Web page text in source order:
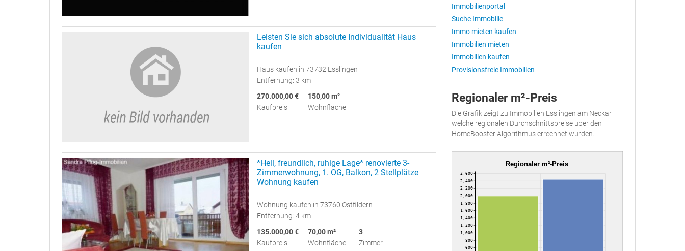
Leisten Sie sich absolute Individualität Haus
kaufen
Haus kaufen in 73732 Esslingen
Entfernung: 3 km
270.000,00 €
Kaufpreis
150,00 m²
Wohnfläche
*Hell, freundlich, ruhige Lage* renovierte 3-
Zimmerwohnung, 1. OG, Balkon, 2 Stellplätze
Wohnung kaufen
Wohnung kaufen in 73760 Ostfildern
Entfernung: 4 km
135.000,00 €
Kaufpreis
70,00 m²
Wohnfläche
3
Zimmer
Immobilienportal
Suche Immobilie
Immo mieten kaufen
Immobilien mieten
Immobilien kaufen
Provisionsfreie Immobilien
Regionaler m²-Preis
Die Grafik zeigt zu Immobilien Esslingen am Neckar
welche regionalen Durchschnittspreise über den
HomeBooster Algorithmus errechnet wurden.
Regionaler m²-Preis
600
800
1,000
1,200
1,400
1,600
1,800
2,000
2,200
2,400
2,600